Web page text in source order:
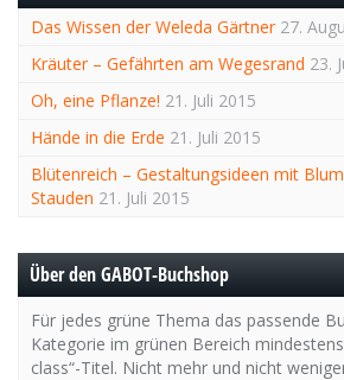
Das Wissen der Weleda Gärtner 27.
Kräuter – Gefährten am Wegesrand 23.
Oh, eine Pflanze! 21. Juli 2015
Hände in die Erde 21. Juli 2015
Blütenreich – Gestaltungsideen mit
Stauden 21. Juli 2015
Über den GABOT-Buchshop
Für jedes grüne Thema das passende
Kategorie im grünen Bereich
class“-Titel. Nicht mehr und nicht